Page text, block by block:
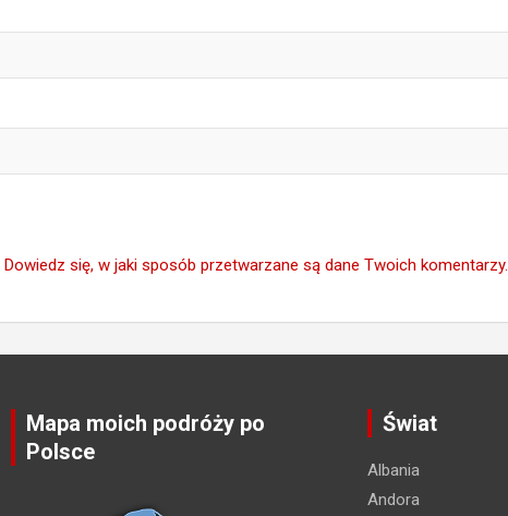
Dowiedz się, w jaki sposób przetwarzane są dane Twoich komentarzy.
Mapa moich podróży po
Polsce
Świat
Albania
Andora